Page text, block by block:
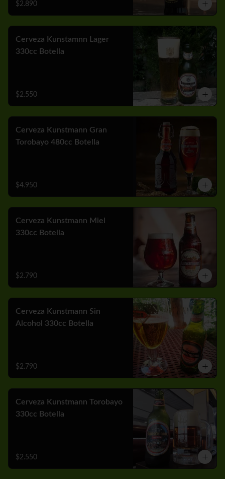
$2.890
Cerveza Kunstamnn Lager
330cc Botella
$2.550
Cerveza Kunstmann Gran
Torobayo 480cc Botella
$4.950
Cerveza Kunstmann Miel
330cc Botella
$2.790
Cerveza Kunstmann Sin
Alcohol 330cc Botella
$2.790
Cerveza Kunstmann Torobayo
330cc Botella
$2.550